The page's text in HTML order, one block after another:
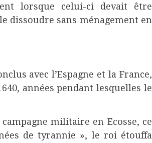
lorsque celui-ci devait être
dissoudre sans ménagement en
avec l’Espagne et la France,
années pendant lesquelles le
militaire en Ecosse, ce
de tyrannie », le roi étouffa